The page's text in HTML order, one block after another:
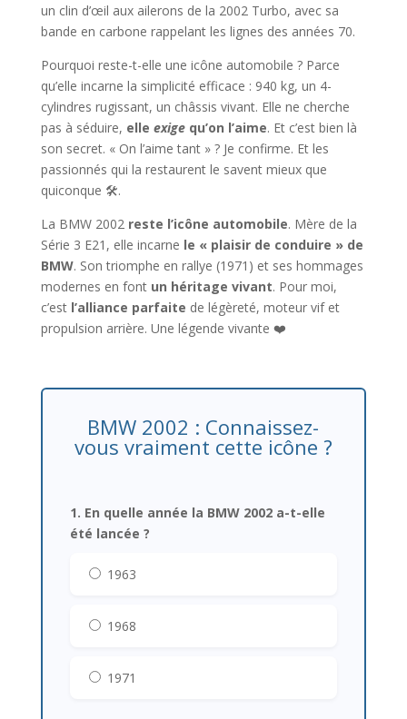
un clin d’œil aux ailerons de la 2002 Turbo, avec sa
bande en carbone rappelant les lignes des années 70.
Pourquoi reste-t-elle une icône automobile ? Parce
qu’elle incarne la simplicité efficace : 940 kg, un 4-
cylindres rugissant, un châssis vivant. Elle ne cherche
pas à séduire, elle exigequ’on l’aime. Et c’est bien là
son secret. « On l’aime tant » ? Je confirme. Et les
passionnés qui la restaurent le savent mieux que
quiconque 🛠️.
La BMW 2002 reste l’icône automobile. Mère de la
Série 3 E21, elle incarne le « plaisir de conduire » de
BMW. Son triomphe en rallye (1971) et ses hommages
modernes en font un héritage vivant. Pour moi,
c’est l’alliance parfaite de légèreté, moteur vif et
propulsion arrière. Une légende vivante ❤️
BMW 2002 : Connaissez-
vous vraiment cette icône ?
1. En quelle année la BMW 2002 a-t-elle
été lancée ?
1963
1968
1971